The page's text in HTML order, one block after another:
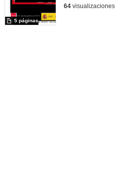
5 páginas
64visualizaciones